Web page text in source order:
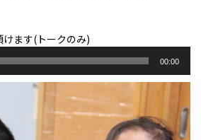
ます(トークのみ)
00:00